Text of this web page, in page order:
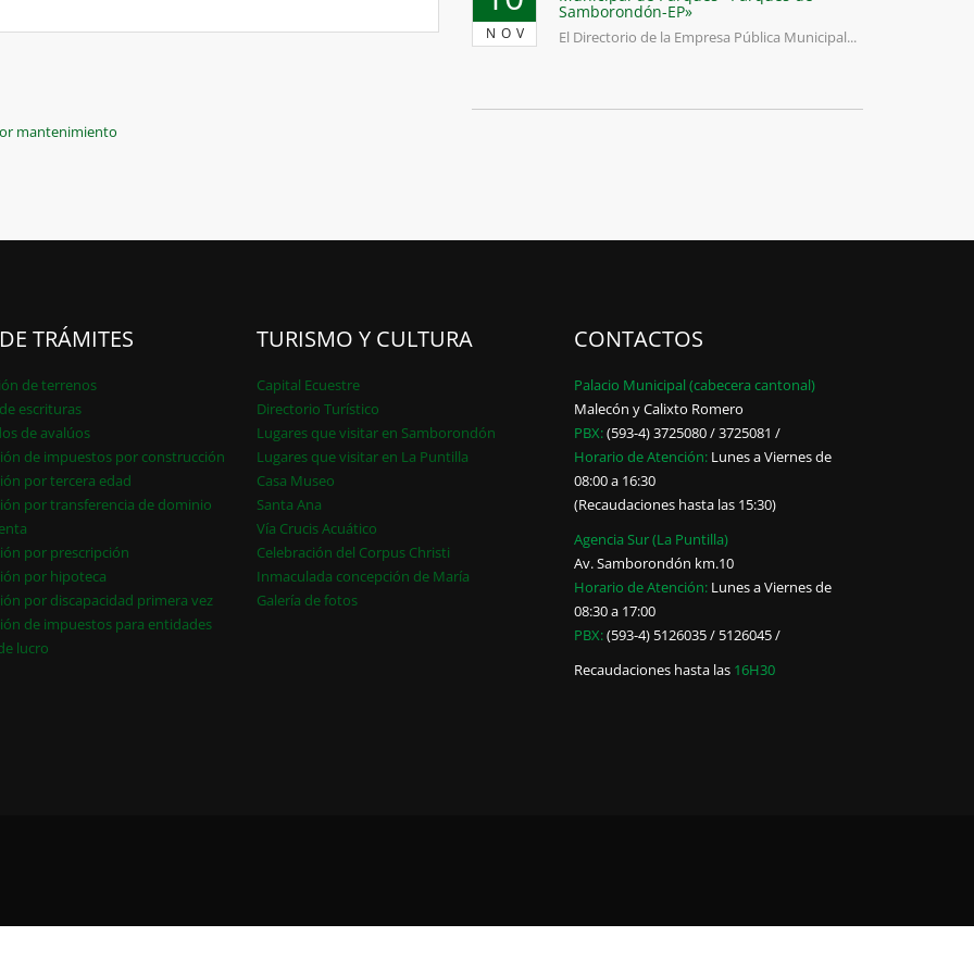
mantenimiento
NOV
Samborondón-EP»
El Directorio de la Empresa Pública Municipal...
TRÁMITES
de terrenos
escrituras
de avalúos
de impuestos por construcción
por tercera edad
por transferencia de dominio
por prescripción
por hipoteca
por discapacidad primera vez
de impuestos para entidades
lucro
TURISMO Y CULTURA
Capital Ecuestre
Directorio Turístico
Lugares que visitar en Samborondón
Lugares que visitar en La Puntilla
Casa Museo
Santa Ana
Vía Crucis Acuático
Celebración del Corpus Christi
Inmaculada concepción de María
Galería de fotos
CONTACTOS
Palacio Municipal (cabecera cantonal)
Malecón y Calixto Romero
PBX:(593-4) 3725080 / 3725081 /
Horario de Atención:Lunes a Viernes de
08:00 a 16:30
(Recaudaciones hasta las 15:30)
Agencia Sur (La Puntilla)
Av. Samborondón km.10
Horario de Atención:Lunes a Viernes de
08:30 a 17:00
PBX:(593-4) 5126035 / 5126045 /
Recaudaciones hasta las 16H30